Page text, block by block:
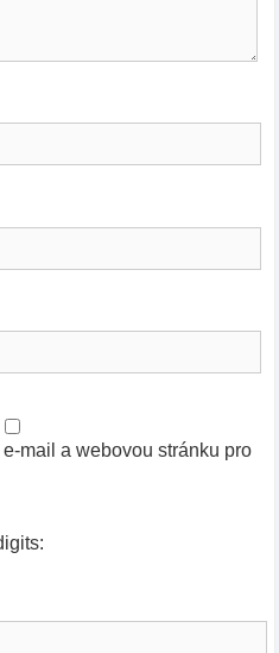
mail a webovou stránku pro